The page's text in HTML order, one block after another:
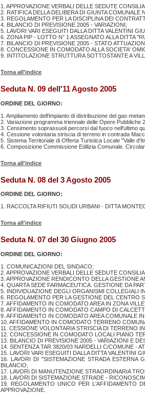
1. APPROVAZIONE VERBALI DELLE SEDUTE
2. RATIFICA DELLA DELIBERA DI GIUNTA
3. REGOLAMENTO PER LA DISCIPLINA DEI
4. BILANCIO DI PREVISIONE 2005 - VARIAZIONI;
5. LAVORI VARI ESEGUITI DALLA DITTA VALENTINI
6. ZONA PIP - LOTTO N° 1 ASSEGNATO ALLA DITTA
7. BILANCIO DI PREVISIONE 2005 - STATO
8. CONCESSIONE IN COMODATO ALLA SOCIETA'
9. INTITOLAZIONE STRUTTURA SOTTOSTANTE A
Torna all'indice
Seduta N. 09 dell'11 Agosto 2005
ORDINE DEL GIORNO:
1. Ampliamento dell'impianto di distribuzione del gas-
2. Variazione programma triennale delle Opere Pubbliche
3. Censimento soprassuoli percorsi dal fuoco nell'ultimo
4. Cessione volontaria striscia di terreno in contrada
5. Sistema Territoriale di Offerta Turistica Locale "Valle
6. Composizione Commissione Edilizia Comunale.
Torna all'indice
Seduta N. 08 del 3 Agosto 2005
ORDINE DEL GIORNO:
1. RACCOLTA RIFIUTI SOLIDI URBANI - DITTA
Torna all'indice
Seduta N. 07 del 30 Giugno 2005
ORDINE DEL GIORNO:
1. COMUNICAZIONI DEL SINDACO;
2. APPROVAZIONE VERBALI DELLE SEDUTE
3. APPROVAZIONE RENDICONTO DELLA GESTIONE
4. QUARTA SEDE FARMACEUTICA. GESTIONE DA
5. INDIVIDUAZIONE DEGLI ORGANISMI COLLEGIALI
6. REGOLAMENTO PER LA GESTIONE DEL CENTRO
7. AFFIDAMENTO IN COMODATO AREA IN ZONA
8. AFFIDAMENTO IN COMODATO CAMPO DI
9. AFFIDAMENTO IN COMODATO AREA COMUNALE
10. AFFIDAMENTO IN COMODATO TERRENO
11. CESSIONE VOLONTARIA STRISCIA DI TERRENO
12. CONCESSIONE IN COMODATO LOCALI PIANO
13. BILANCIO DI PREVISIONE 2005 - VARIAZIONI E
14. SENTENZA TAR 3820/03 NARDELLI C/COMUNE -
15. LAVORI VARI ESEGUITI DALLA DITTA VALENTINI
16. LAVORI DI "SISTEMAZIONE STRADA ESTERNA
BILANCIO;
17. LAVORI DI MANUTENZIONE STRAORDINARIA
18. LAVORI DI SISTEMAZIONE STRADE -
19. REGOLAMENTO UNICO PER L'AFFIDAMENTO
APPROVAZIONE.